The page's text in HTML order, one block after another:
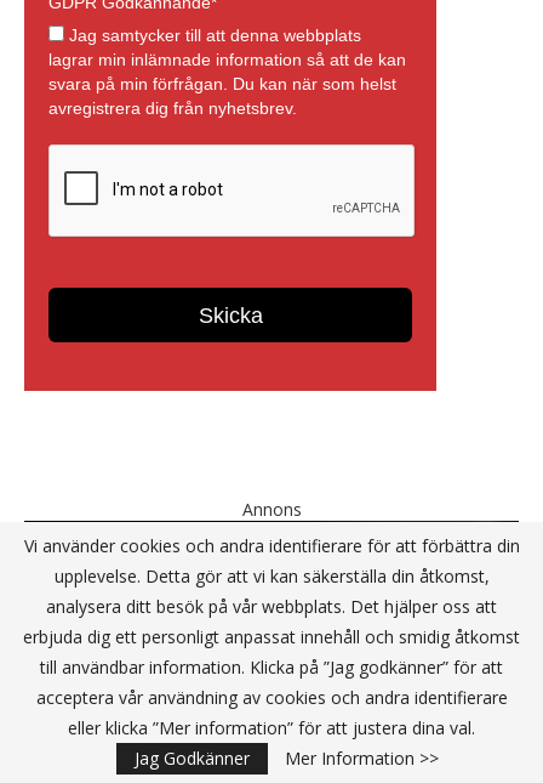
Annons
Vi använder cookies och andra identifierare för att förbättra din
upplevelse. Detta gör att vi kan säkerställa din åtkomst,
analysera ditt besök på vår webbplats. Det hjälper oss att
erbjuda dig ett personligt anpassat innehåll och smidig åtkomst
till användbar information. Klicka på ”Jag godkänner” för att
acceptera vår användning av cookies och andra identifierare
eller klicka ”Mer information” för att justera dina val.
Jag Godkänner
Mer Information >>